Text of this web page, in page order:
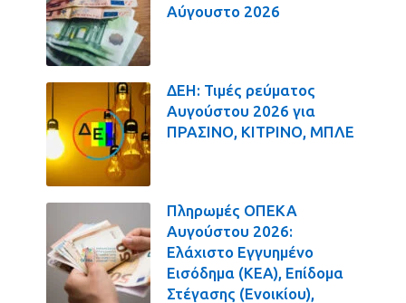
Αύγουστο 2026
ΔΕΗ: Τιμές ρεύματος
Αυγούστου 2026 για
ΠΡΑΣΙΝΟ, ΚΙΤΡΙΝΟ, ΜΠΛΕ
Πληρωμές ΟΠΕΚΑ
Αυγούστου 2026:
Ελάχιστο Εγγυημένο
Εισόδημα (ΚΕΑ), Επίδομα
Στέγασης (Ενοικίου),